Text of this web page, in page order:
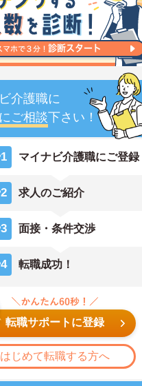
介護職に
ご相談下さい！
1 マイナビ介護職にご登録
2 求人のご紹介
3 面接・条件交渉
4 転職成功！
転職サポートに登録
はじめて転職する方へ